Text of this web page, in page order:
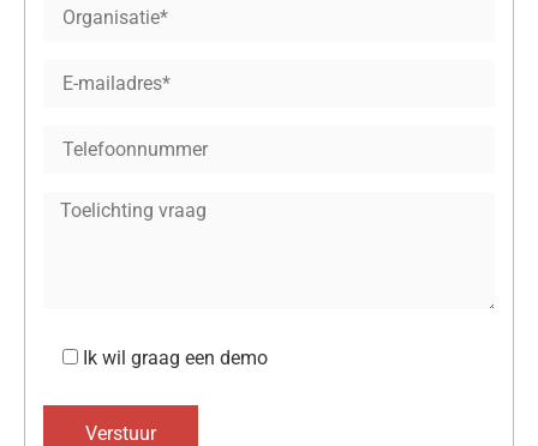
Ik wil graag een demo
Verstuur